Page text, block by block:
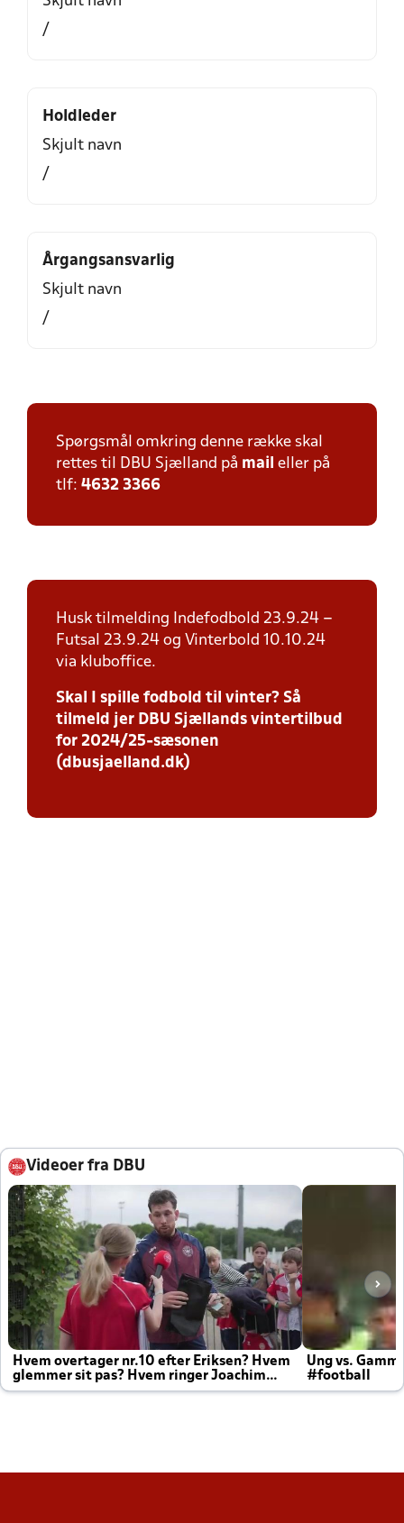
/
Holdleder
Skjult navn
/
Årgangsansvarlig
Skjult navn
/
Spørgsmål omkring denne række skal
rettes til DBU Sjælland på mail eller på
tlf: 4632 3366
Husk tilmelding Indefodbold 23.9.24 –
Futsal 23.9.24 og Vinterbold 10.10.24
via kluboffice.
Skal I spille fodbold til vinter? Så
tilmeld jer DBU Sjællands vintertilbud
for 2024/25-sæsonen
(dbusjaelland.dk)
Videoer fra DBU
Hvem overtager nr.10 efter Eriksen? Hvem
glemmer sit pas? Hvem ringer Joachim
altid til efter kampe?
Ung vs.
#football